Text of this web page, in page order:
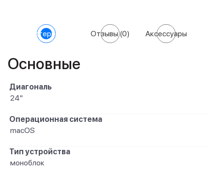
Характеристики Отзывы(0) Аксессуары
Основные
Диагональ
24"
Операционная система
macOS
Тип устройства
моноблок